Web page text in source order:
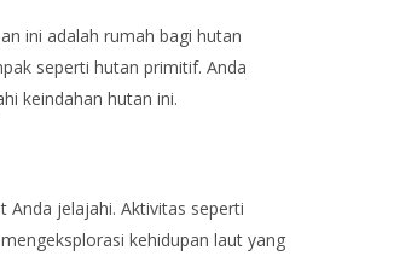
ini adalah rumah bagi hutan
seperti hutan primitif. Anda
keindahan hutan ini.
Anda jelajahi. Aktivitas seperti
kehidupan laut yang